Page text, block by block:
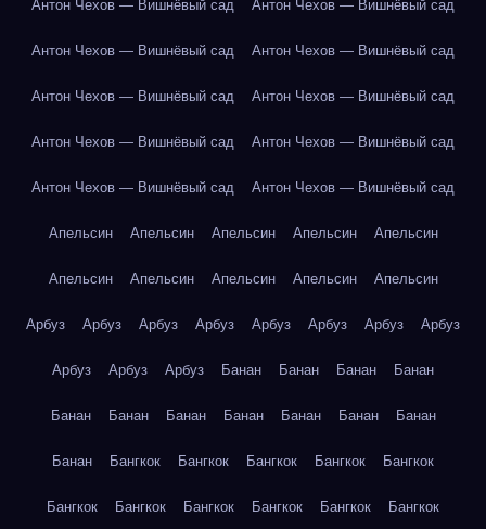
Антон Чехов — Вишнёвый сад Антон Чехов — Вишнёвый сад
Антон Чехов — Вишнёвый сад Антон Чехов — Вишнёвый сад
Антон Чехов — Вишнёвый сад Антон Чехов — Вишнёвый сад
Антон Чехов — Вишнёвый сад Антон Чехов — Вишнёвый сад
Антон Чехов — Вишнёвый сад Антон Чехов — Вишнёвый сад
Апельсин Апельсин Апельсин Апельсин Апельсин
Апельсин Апельсин Апельсин Апельсин Апельсин
Арбуз Арбуз Арбуз Арбуз Арбуз Арбуз Арбуз Арбуз
Арбуз Арбуз Арбуз Банан Банан Банан Банан
Банан Банан Банан Банан Банан Банан Банан
Банан Бангкок Бангкок Бангкок Бангкок Бангкок
Бангкок Бангкок Бангкок Бангкок Бангкок Бангкок